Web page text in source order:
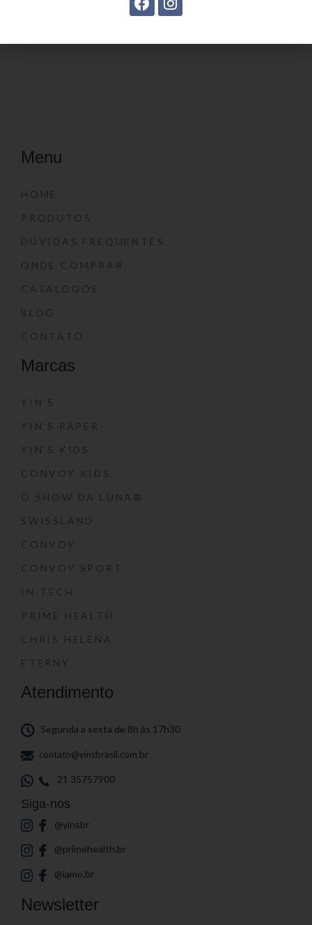
Estojo Juvenil YS27103 Estojo Juvenil YS27112
Menu
HOME
PRODUTOS
DÚVIDAS FREQUENTES
ONDE COMPRAR
CATÁLOGOS
BLOG
CONTATO
Marcas
YIN’S
YIN’S PAPER
YIN’S KIDS
CONVOY KIDS
O SHOW DA LUNA®
SWISSLAND
CONVOY
CONVOY SPORT
IN-TECH
PRIME HEALTH
CHRIS HELENA
ETERNY
Atendimento
Segunda a sexta de 8h às 17h30
contato@yinsbrasil.com.br
21 35757900
Siga-nos
@yinsbr
@primehealth.br
@iamo.br
Newsletter